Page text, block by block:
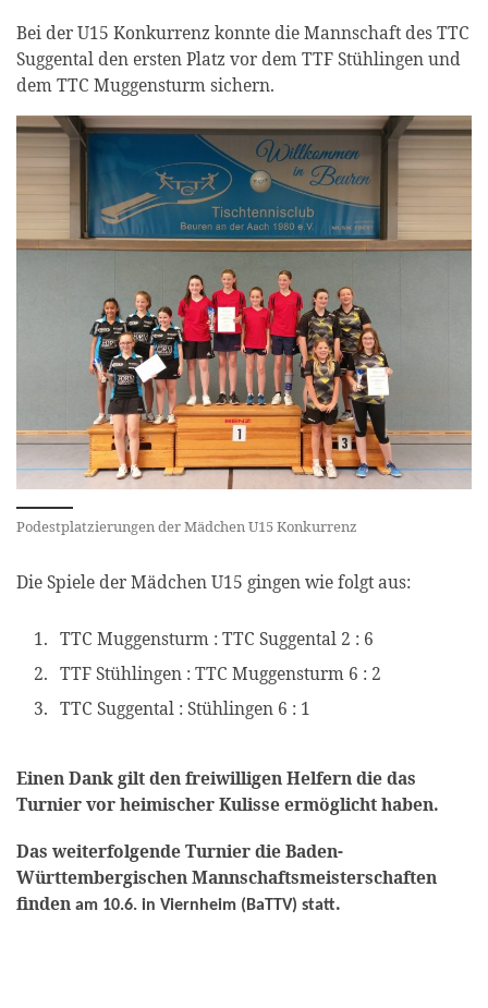
Bei der U15 Konkurrenz konnte die Mannschaft des TTC
Suggental den ersten Platz vor dem TTF Stühlingen und
dem TTC Muggensturm sichern.
Podestplatzierungen der Mädchen U15 Konkurrenz
Die Spiele der Mädchen U15 gingen wie folgt aus:
TTC Muggensturm : TTC Suggental 2 : 6
TTF Stühlingen : TTC Muggensturm 6 : 2
TTC Suggental : Stühlingen 6 : 1
Einen Dank gilt den freiwilligen Helfern die das
Turnier vor heimischer Kulisse ermöglicht haben.
Das weiterfolgende Turnier die Baden-
Württembergischen Mannschaftsmeisterschaften
finden am 10.6. in Viernheim (BaTTV) statt.